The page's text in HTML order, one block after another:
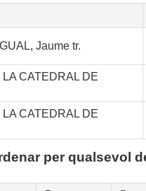
Jaume tr.
CATEDRAL DE
CATEDRAL DE
per qualsevol